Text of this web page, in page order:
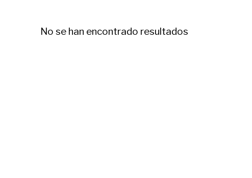
No se han encontrado resultados